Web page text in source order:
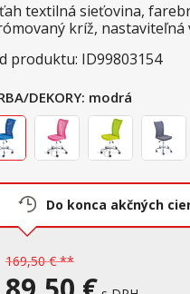
textilná sieťovina,
kríž, nastaviteľná
produktu: ID99803154
DEKORY: modrá
Do konca akčných
169,50 € **